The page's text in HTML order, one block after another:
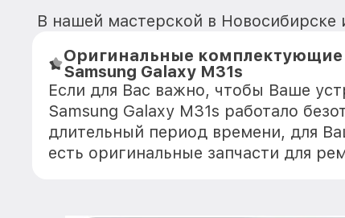
В нашей мастерской в Новосибирске
Оригинальные комплектующие
Samsung Galaxy M31s
Если для Вас важно, чтобы Ваше
Samsung Galaxy M31s работало
длительный период времени, для
есть оригинальные запчасти для